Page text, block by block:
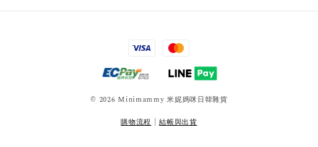
© 2026 Minimammy 米妮媽咪日韓雜貨
購物流程 |結帳與出貨